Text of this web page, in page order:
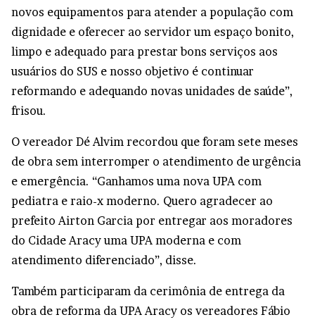
novos equipamentos para atender a população com
dignidade e oferecer ao servidor um espaço bonito,
limpo e adequado para prestar bons serviços aos
usuários do SUS e nosso objetivo é continuar
reformando e adequando novas unidades de saúde”,
frisou.
O vereador Dé Alvim recordou que foram sete meses
de obra sem interromper o atendimento de urgência
e emergência. “Ganhamos uma nova UPA com
pediatra e raio-x moderno. Quero agradecer ao
prefeito Airton Garcia por entregar aos moradores
do Cidade Aracy uma UPA moderna e com
atendimento diferenciado”, disse.
Também participaram da cerimônia de entrega da
obra de reforma da UPA Aracy os vereadores Fábio